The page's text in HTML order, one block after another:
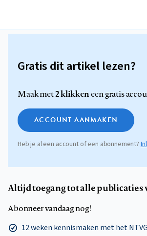
Gratis dit artikel lezen?
Maak met2 klikkeneen gratis
ACCOUNT AANMAKEN
Heb je al een account of een abonnement?
Altijd toegang tot alle publicaties
Abonneer vandaag nog!
12 weken kennismaken met het